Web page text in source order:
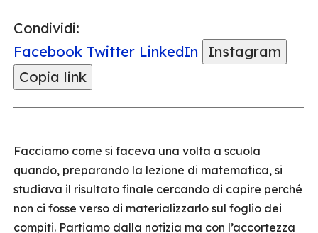
Condividi:
Facebook Twitter LinkedIn
Instagram
Copia link
Facciamo come si faceva una volta a scuola
quando, preparando la lezione di matematica, si
studiava il risultato finale cercando di capire perché
non ci fosse verso di materializzarlo sul foglio dei
compiti. Partiamo dalla notizia ma con l’accortezza